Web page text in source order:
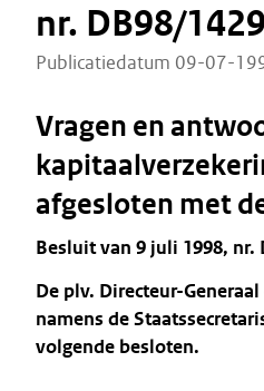
nr. DB98/
Publicatiedatum 09-07-
Vragen en
afgesloten met
Besluit van 9 juli 1998, nr.
De plv. Directeur-
namens de
volgende besloten.